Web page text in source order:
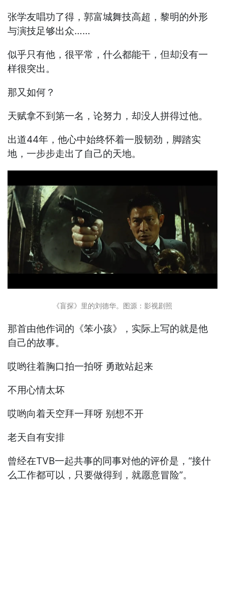
张学友唱功了得，郭富城舞技高超，黎明的外形
与演技足够出众……
似乎只有他，很平常，什么都能干，但却没有一
样很突出。
那又如何？
天赋拿不到第一名，论努力，却没人拼得过他。
出道44年，他心中始终怀着一股韧劲，脚踏实
地，一步步走出了自己的天地。
《盲探》里的刘德华。图源：影视剧照
那首由他作词的《笨小孩》，实际上写的就是他
自己的故事。
哎哟往着胸口拍一拍呀 勇敢站起来
不用心情太坏
哎哟向着天空拜一拜呀 别想不开
老天自有安排
曾经在TVB一起共事的同事对他的评价是，“接什
么工作都可以，只要做得到，就愿意冒险”。